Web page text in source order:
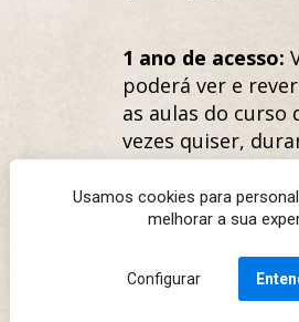
1 ano de acesso:
poderá ver e
as aulas do curso
vezes quiser,
ano inteiro.
Inscrever!
Usamos cookies para
melhorar a sua
Configurar